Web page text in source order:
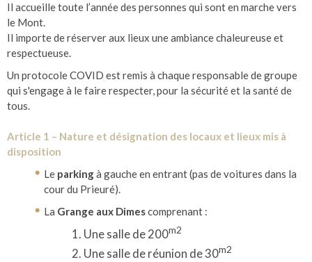
Il accueille toute l’année des personnes qui sont en marche vers
le Mont.
Il importe de réserver aux lieux une ambiance chaleureuse et
respectueuse.
Un protocole COVID est remis à chaque responsable de groupe
qui s'engage à le faire respecter, pour la sécurité et la santé de
tous.
Article 1 – Nature et désignation des locaux et lieux mis à
disposition
Le parkingà gauche en entrant (pas de voitures dans la
cour du Prieuré).
La Grange aux Dimescomprenant :
Une salle de 200m2
Une salle de réunion de 30m2